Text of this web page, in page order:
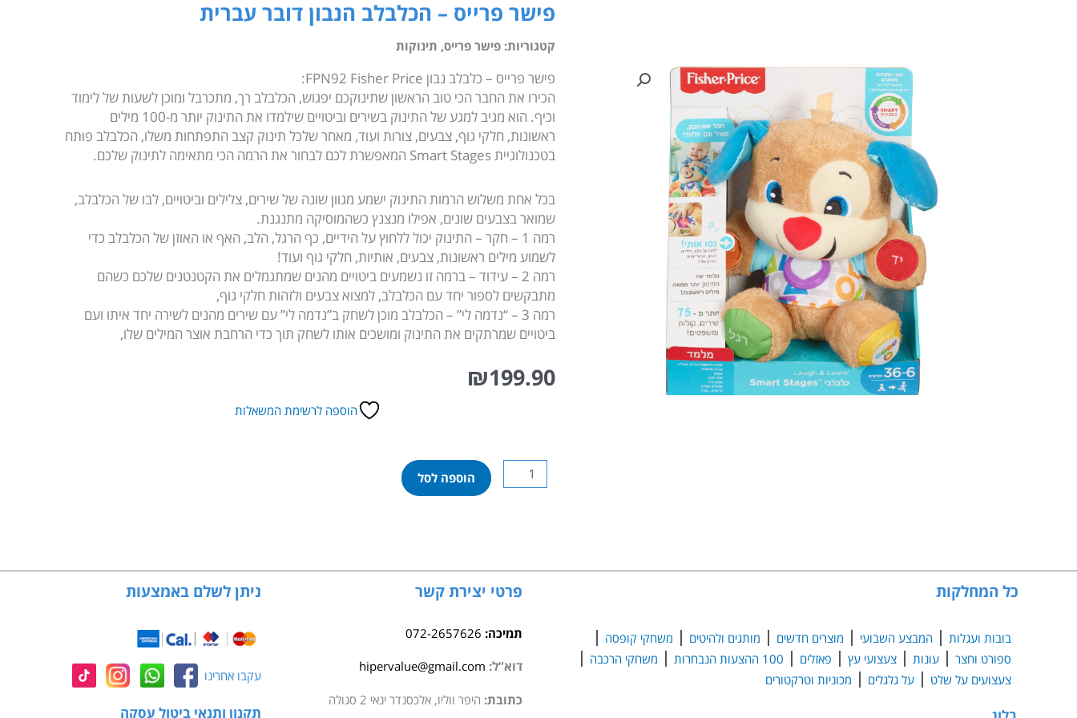
פישר פרייס – הכלבלב הנבון דובר עברית
קטגוריות:פישר פרייס, תינוקות
פישר פרייס – כלבלב נבון FPN92 Fisher Price:
הכירו את החבר הכי טוב הראשון שתינוקכם יפגוש, הכלבלב רך, מתכרבל ומוכן לשעות של לימוד
וכיף. הוא מגיב למגע של התינוק בשירים וביטויים שילמדו את התינוק יותר מ-100 מילים
ראשונות, חלקי גוף, צבעים, צורות ועוד, מאחר שלכל תינוק קצב התפתחות משלו, הכלבלב פוּתח
בטכנולוגיית Smart Stages המאפשרת לכם לבחור את הרמה הכי מתאימה לתינוק שלכם.
בכל אחת משלוש הרמות התינוק ישמע מגוון שונה של שירים, צלילים וביטויים, לבו של הכלבלב,
שמואר בצבעים שונים, אפילו מנצנץ כשהמוסיקה מתנגנת.
רמה 1 – חקר – התינוק יכול ללחוץ על הידיים, כף הרגל, הלב, האף או האוזן של הכלבלב כדי
לשמוע מילים ראשונות, צבעים, אותיות, חלקי גוף ועוד!
רמה 2 – עידוד – ברמה זו נשמעים ביטויים מהנים שמתגמלים את הקטנטנים שלכם כשהם
מתבקשים לספור יחד עם הכלבלב, למצוא צבעים ולזהות חלקי גוף,
רמה 3 – “נדמה לי” – הכלבלב מוכן לשחק ב”נדמה לי” עם שירים מהנים לשירה יחד איתו ועם
ביטויים שמרתקים את התינוק ומושכים אותו לשחק תוך כדי הרחבת אוצר המילים שלו,
₪199.90
הוספה לרשימת המשאלות
כמות
של
הוספה לסל
כל המחלקות
בובות ועגלות המבצע השבועי מוצרים חדשים מותגים ולהיטים
משחקי קופסה
ספורט וחצר
עונות צעצועי עץ פאזלים 100 ההצעות הנבחרות
משחקי הרכבה
צעצועים על שלט
על גלגלים מכוניות וטרקטורים
פרטי יצירת קשר
תמיכה: 072-2657626
דוא”ל: hipervalue@gmail.com
כתובת: היפר ווליו, אלכסנדר ינאי 2 סגולה
ניתן לשלם באמצעות
עקבו אחרינו
תקנון ותנאי ביטול עסקה